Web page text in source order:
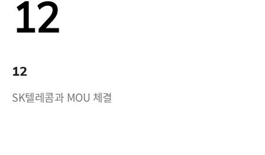
12
12
SK텔레콤과 MOU 체결